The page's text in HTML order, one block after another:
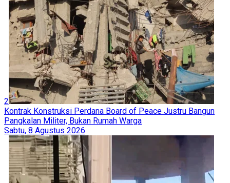
2
Kontrak Konstruksi Perdana Board of Peace Justru Bangun
Pangkalan Militer, Bukan Rumah Warga
Sabtu, 8 Agustus 2026